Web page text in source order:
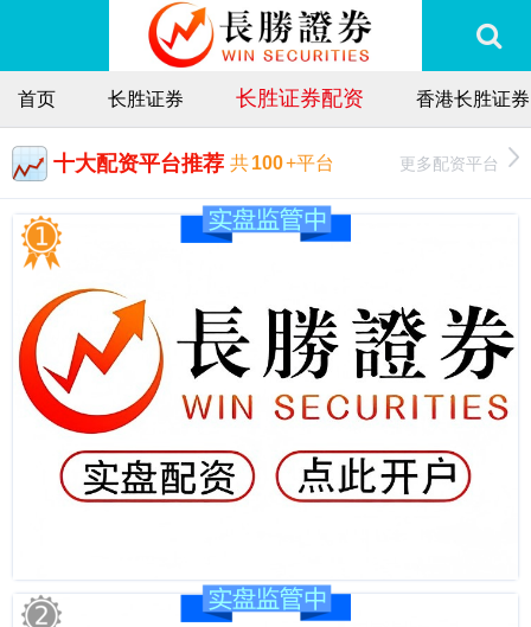
首页 长胜证券 长胜证券配资 香港长胜证券
十大配资平台推荐 共100+平台 更多配资平台